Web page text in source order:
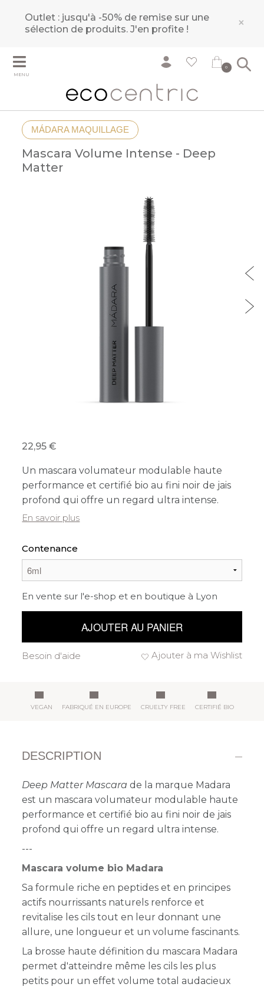
Outlet : jusqu'à -50% de remise sur une
sélection de produits.J'en profite ! ×
MENU
0
MÁDARA MAQUILLAGE
Mascara Volume Intense - Deep
Matter
22,95
Un mascara volumateur modulable haute
performance et certifié bio au fini noir de jais
profond qui offre un regard ultra intense.
En savoir plus
Contenance
En vente sur l'e-shop et en boutique à Lyon
AJOUTER AU PANIER
Ajouter à ma Wishlist
Besoin d'aide
VEGAN FABRIQUÉ EN EUROPE CRUELTY FREE CERTIFIÉ BIO
DESCRIPTION
Deep Matter Mascara de la marque Madara
est un mascara volumateur modulable haute
performance et certifié bio au fini noir de jais
profond qui offre un regard ultra intense.
---
Mascara volume bio Madara
Sa formule riche en peptides et en principes
actifs nourrissants naturels renforce et
revitalise les cils tout en leur donnant une
allure, une longueur et un volume fascinants.
La brosse haute définition du mascara Madara
permet d'atteindre même les cils les plus
petits pour un effet volume total audacieux